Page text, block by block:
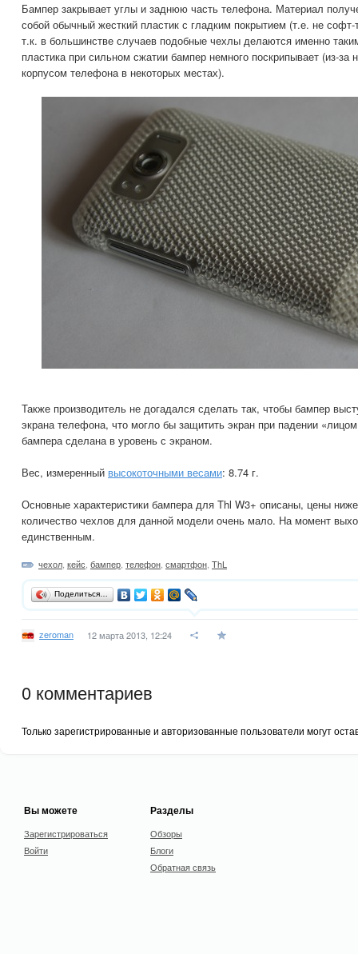
Бампер закрывает углы и заднюю часть телефона. Материал
собой обычный жесткий пластик с гладким покрытием (т.е. не
т.к. в большинстве случаев подобные чехлы делаются именно
пластика при сильном сжатии бампер немного поскрипывает (из-
корпусом телефона в некоторых местах).
Также производитель не догадался сделать так, чтобы бампер
экрана телефона, что могло бы защитить экран при падении
бампера сделана в уровень с экраном.
Вес, измеренный высокоточными весами: 8.74 г.
Основные характеристики бампера для Thl W3+ описаны, цены
количество чехлов для данной модели очень мало. На момент
единственным.
чехол кейс бампер телефон смартфон ThL
Поделиться…
zeroman 12 марта 2013, 12:24
0 комментариев
Только зарегистрированные и авторизованные пользователи могут
Вы можете
Зарегистрироваться
Войти
Разделы
Обзоры
Блоги
Обратная связь